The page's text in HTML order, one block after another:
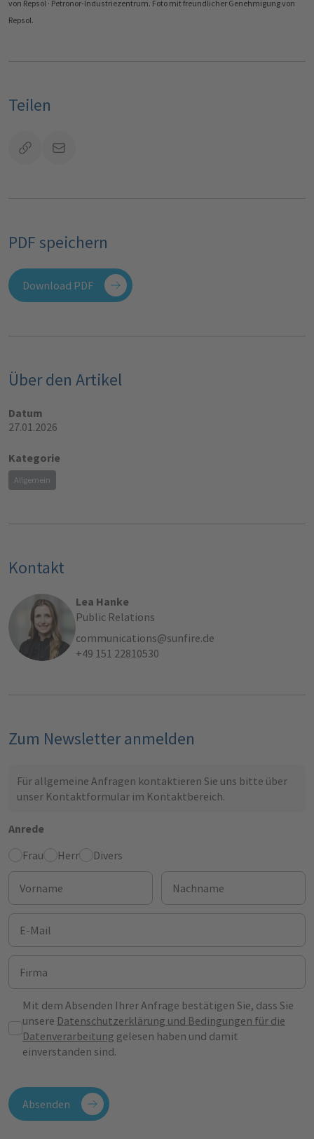
Teilen
PDF speichern
Download PDF
Über den Artikel
Datum
27.01.2026
Kategorie
Allgemein
Kontakt
Lea Hanke
Public Relations
communications@sunfire.de
+49 151 22810530
Zum Newsletter anmelden
Für allgemeine Anfragen kontaktieren Sie uns bitte über
unser Kontaktformular im Kontaktbereich.
Anrede
Frau
Herr Divers
Vorname Nachname
E-Mail
Firma
Mit dem Absenden Ihrer Anfrage bestätigen Sie, dass Sie
unsere Datenschutzerklärung und Bedingungen für die
Datenverarbeitung gelesen haben und damit
einverstanden sind.
Absenden
von Repsol · Petronor-Industriezentrum. Foto mit freundlicher Genehmigung von
Repsol.